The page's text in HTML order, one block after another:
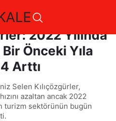
Müdürü Deniz
2022 Yılında
Önceki Yıla
Arttı
Selen Kılıçözgürler,
azaltan ancak 2022
turizm sektörünün bugün